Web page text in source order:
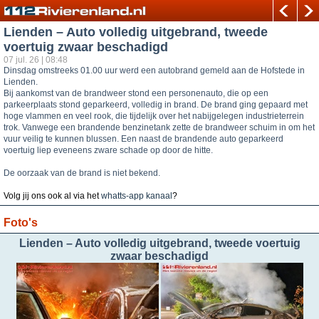
Lienden – Auto volledig uitgebrand, tweede
voertuig zwaar beschadigd
07 jul. 26 | 08:48
Dinsdag omstreeks 01.00 uur werd een autobrand gemeld aan de Hofstede in
Lienden.
Bij aankomst van de brandweer stond een personenauto, die op een
parkeerplaats stond geparkeerd, volledig in brand. De brand ging gepaard met
hoge vlammen en veel rook, die tijdelijk over het nabijgelegen industrieterrein
trok. Vanwege een brandende benzinetank zette de brandweer schuim in om het
vuur veilig te kunnen blussen. Een naast de brandende auto geparkeerd
voertuig liep eveneens zware schade op door de hitte.
De oorzaak van de brand is niet bekend.
Volg jij ons ook al via hetwhatts-app kanaal ?
Foto's
Lienden – Auto volledig uitgebrand, tweede voertuig
zwaar beschadigd